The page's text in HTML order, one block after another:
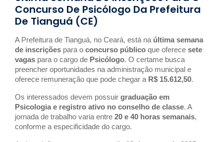
Concurso De Psicólogo Da Prefeitura
De Tianguá (CE)
A Prefeitura de Tianguá, no Ceará, está na última semana
de inscrições para o concurso público que oferece sete
vagas para o cargo de Psicólogo. O certame busca
preencher oportunidades na administração municipal e
oferece remuneração que pode chegar a R$ 15.612,50.
Os interessados devem possuir graduação em
Psicologia e registro ativo no conselho de classe. A
jornada de trabalho varia entre 20 e 40 horas semanais,
conforme a especificidade do cargo.